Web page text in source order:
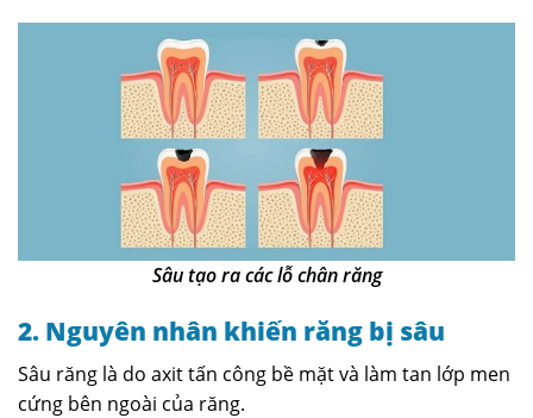
Sâu tạo ra các lỗ chân răng
2. Nguyên nhân khiến răng bị sâu
Sâu răng là do axit tấn công bề mặt và làm tan lớp men
cứng bên ngoài của răng.